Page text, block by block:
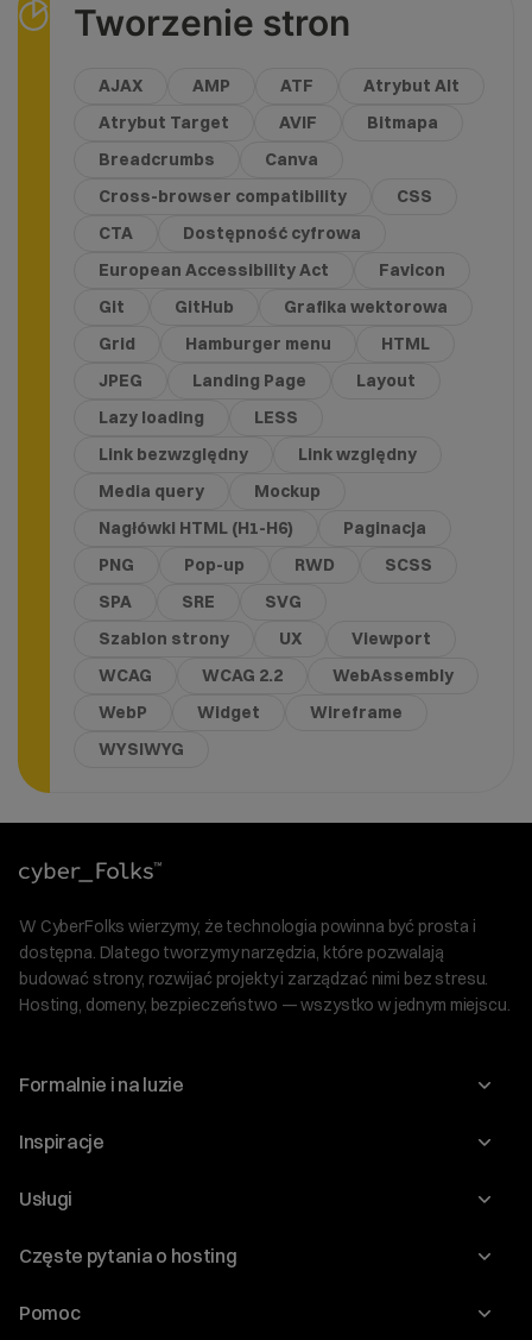
Tworzenie stron
AJAX AMP ATF
Atrybut Alt
Atrybut Target
AVIF
Bitmapa
Breadcrumbs
Canva
Cross-browser compatibility
CSS
CTA
Dostępność cyfrowa
European Accessibility Act
Favicon
Git
GitHub
Grafika wektorowa
Grid
Hamburger menu
HTML
JPEG
Landing Page
Layout
Lazy loading
LESS
Link bezwzględny
Link względny
Media query
Mockup
Nagłówki HTML (H1-H6)
Paginacja
PNG
Pop-up RWD
SCSS
SPA
SRE
SVG
Szablon strony
UX
Viewport
WCAG
WCAG 2.2
WebAssembly
WebP
Widget
Wireframe
WYSIWYG
W CyberFolks wierzymy, że technologia powinna być prosta i
dostępna. Dlatego tworzymy narzędzia, które pozwalają
budować strony, rozwijać projekty i zarządzać nimi bez stresu.
Hosting, domeny, bezpieczeństwo — wszystko w jednym miejscu.
Formalnie i na luzie
O nas
Program Korzyści dla Inwestorów
Regulaminy i specyfikacje
Inspiracje
Blog
WordPress
Audyt stron
Usługi
Domeny
Częste pytania o hosting
Jak przenieść stronę?
Pomoc